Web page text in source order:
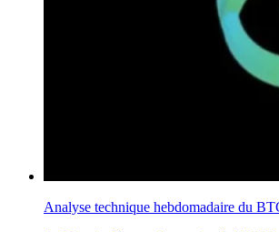
Analyse technique hebdomadaire du